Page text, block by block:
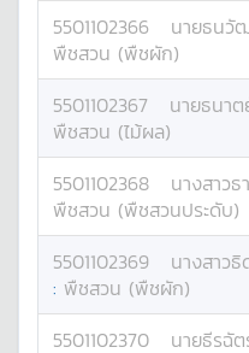
5501102366 นายธนวั
พืชสวน (พืชผัก)
5501102367 นายธนา
พืชสวน (ไม้ผล)
5501102368 นางสาวธ
พืชสวน (พืชสวนประดับ)
5501102369 นางสาวธิ
: พืชสวน (พืชผัก)
5501102370 นายธีรฉัต